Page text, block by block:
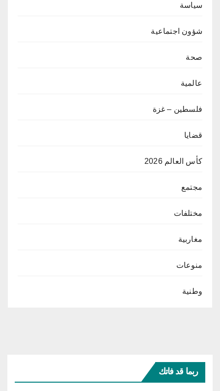
سياسة
شؤون اجتماعية
صحة
عالمية
فلسطين – غزة
قضايا
كأس العالم 2026
مجتمع
مختلفات
مغاربية
منوعات
وطنية
ربما قد فاتك